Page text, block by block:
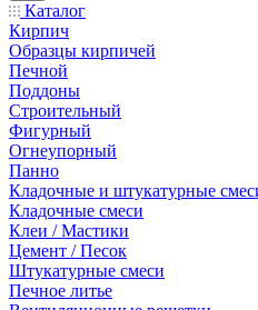
Каталог
Кирпич
Образцы кирпичей
Печной
Поддоны
Строительный
Фигурный
Огнеупорный
Панно
Кладочные и штукатурные
Кладочные смеси
Клеи / Мастики
Цемент / Песок
Штукатурные смеси
Печное литье